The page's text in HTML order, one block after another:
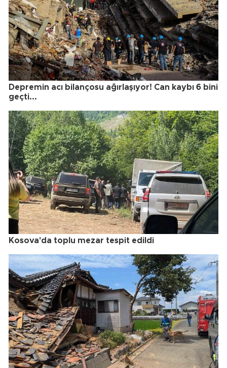
Depremin acı bilançosu ağırlaşıyor! Can kaybı 6 bini
geçti...
Kosova'da toplu mezar tespit edildi